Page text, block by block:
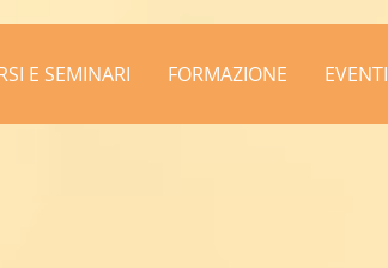
E SEMINARI FORMAZIONE EVENTI